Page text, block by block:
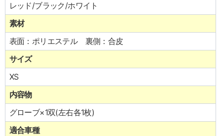
レッド/ブラック/ホワイト
素材
表面：ポリエステル 裏側：合皮
サイズ
XS
内容物
グローブ×1双(左右各1枚)
適合車種